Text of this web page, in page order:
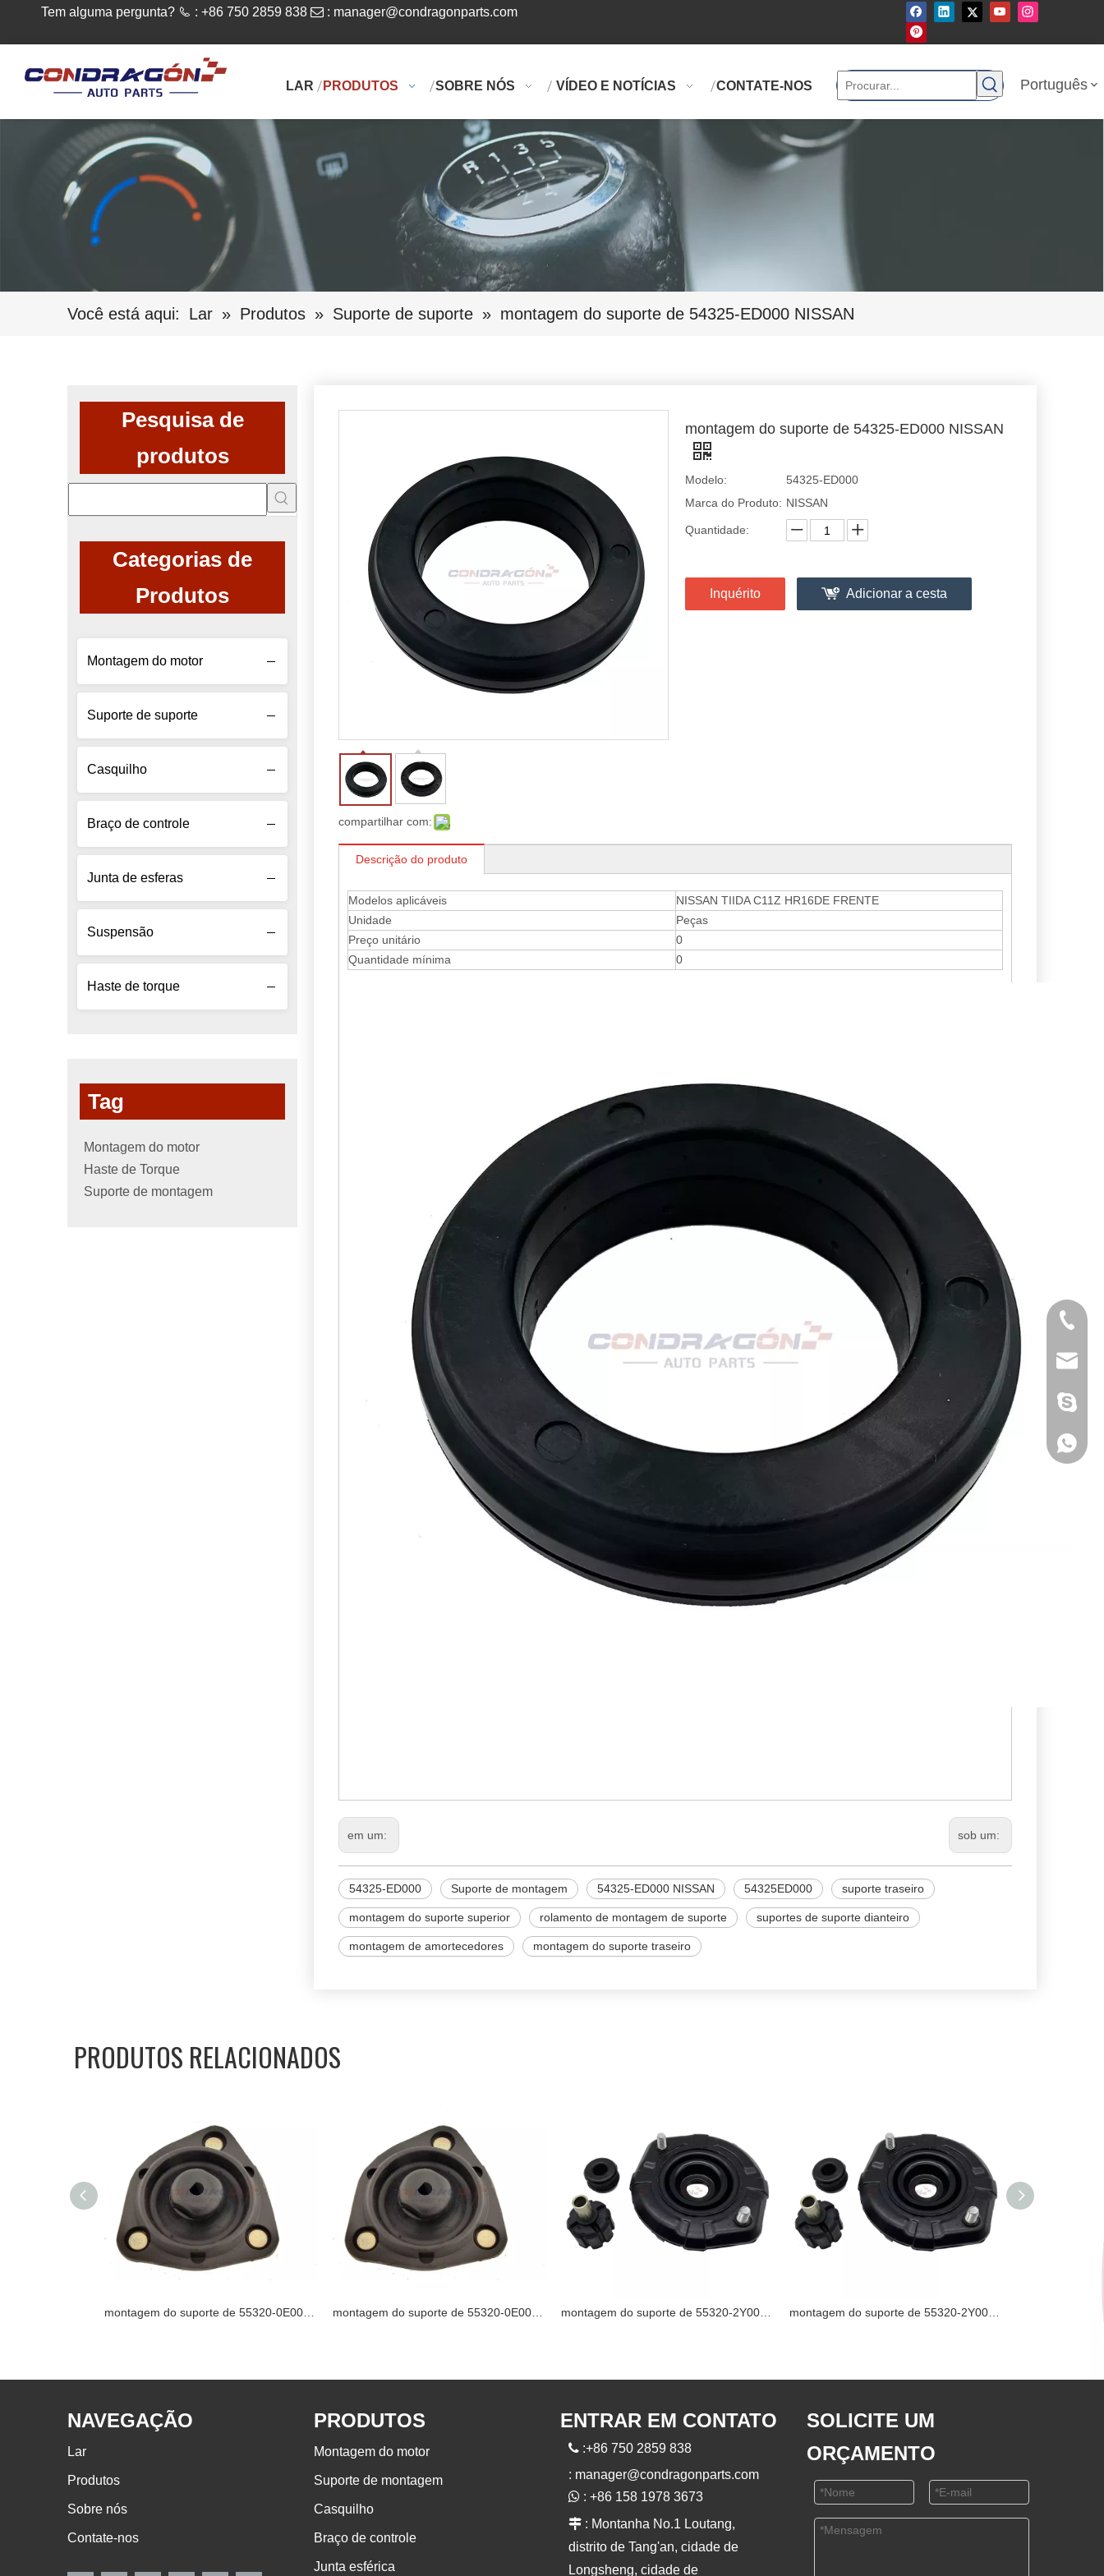
Tem alguma pergunta?  : +86 750 2859 838  : manager@condragonparts.com
LAR PRODUTOS SOBRE NÓS VÍDEO E NOTÍCIAS CONTATE-NOS Português
Você está aqui: Lar » Produtos » Suporte de suporte » montagem do suporte de 54325-ED000 NISSAN
Pesquisa de
produtos
Categorias de
Produtos
Montagem do motor
Suporte de suporte
Casquilho
Braço de controle
Junta de esferas
Suspensão
Haste de torque
Tag
Montagem do motor
Haste de Torque
Suporte de montagem
compartilhar com:
montagem do suporte de 54325-ED000 NISSAN
Modelo:
54325-ED000
Marca do Produto: NISSAN
Quantidade:
Inquérito Adicionar a cesta
Descrição do produto
Modelos aplicáveis
NISSAN TIIDA C11Z HR16DE FRENTE
Unidade
Peças
Preço unitário
0
Quantidade mínima
0
em um: sob um:
54325-ED000 Suporte de montagem 54325-ED000 NISSAN 54325ED000 suporte traseiro
montagem do suporte superior rolamento de montagem de suporte suportes de suporte dianteiro
montagem de amortecedores montagem do suporte traseiro
PRODUTOS RELACIONADOS
NAVEGAÇÃO
Lar
Produtos
Sobre nós
Contate-nos
PRODUTOS
Montagem do motor
Suporte de montagem
Casquilho
Braço de controle
Junta esférica
ENTRAR EM CONTATO
 :+86 750 2859 838
: manager@condragonparts.com
 : +86 158 1978 3673
 : Montanha No.1 Loutang,
distrito de Tang'an, cidade de
Longsheng, cidade de
SOLICITE UM
ORÇAMENTO
Telefone
E-mail
Skype